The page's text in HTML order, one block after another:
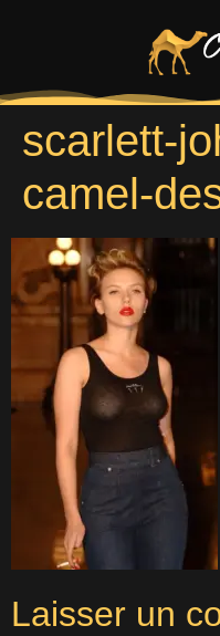
scarlett-
camel-
Laisser un